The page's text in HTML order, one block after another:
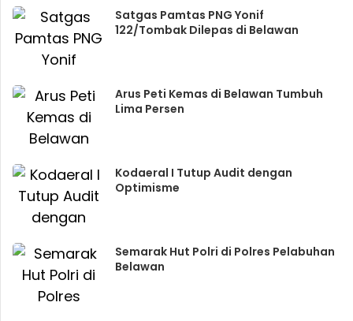
Satgas Pamtas PNG Yonif
122/Tombak Dilepas di Belawan
Arus Peti Kemas di Belawan Tumbuh
Lima Persen
Kodaeral I Tutup Audit dengan
Optimisme
Semarak Hut Polri di Polres Pelabuhan
Belawan